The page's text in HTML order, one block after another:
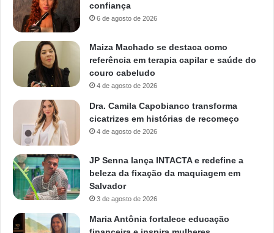
confiança
6 de agosto de 2026
Maiza Machado se destaca como
referência em terapia capilar e saúde do
couro cabeludo
4 de agosto de 2026
Dra. Camila Capobianco transforma
cicatrizes em histórias de recomeço
4 de agosto de 2026
JP Senna lança INTACTA e redefine a
beleza da fixação da maquiagem em
Salvador
3 de agosto de 2026
Maria Antônia fortalece educação